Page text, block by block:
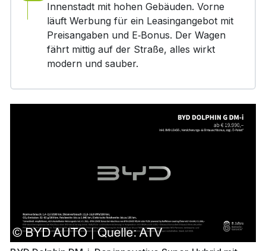
Innenstadt mit hohen Gebäuden. Vorne
läuft Werbung für ein Leasingangebot mit
Preisangaben und E‑Bonus. Der Wagen
fährt mittig auf der Straße, alles wirkt
modern und sauber.